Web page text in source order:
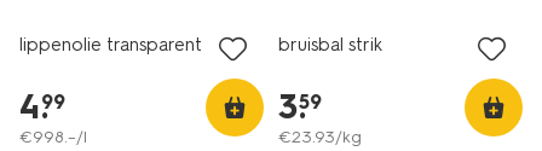
lippenolie transparent
4.
99
€998.–/l
bruisbal strik
3.
59
€23.93/kg